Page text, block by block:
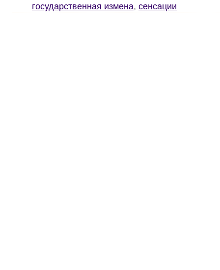
государственная измена, сенсации